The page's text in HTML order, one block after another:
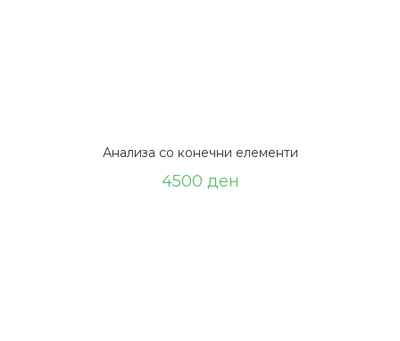
Анализа со конечни елементи
4500 ден